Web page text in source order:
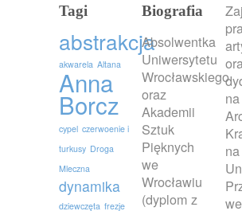
Tagi
abstrakcja
akwarela Altana
Anna
Borcz
cypel czerwoenie i
turkusy Droga
Mleczna
dynamika
dziewczęta frezje
Biografia
Absolwentka
Uniwersytetu
Wrocławskiego
oraz
Akademii
Sztuk
Pięknych
we
Wrocławiu
(dyplom z
na
we